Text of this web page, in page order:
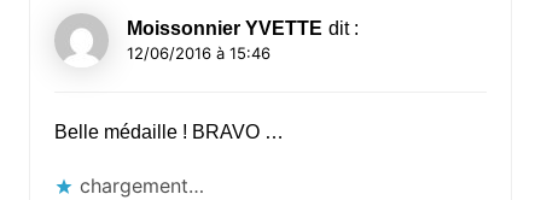
Moissonnier YVETTE dit :
12/06/2016 à 15:46
Belle médaille ! BRAVO …
chargement…